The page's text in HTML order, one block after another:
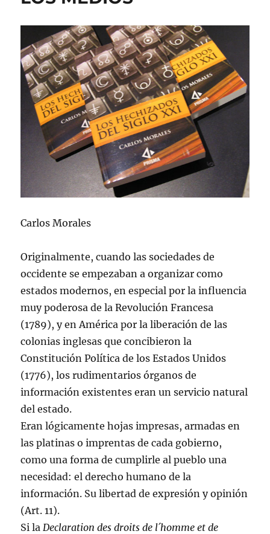
Carlos Morales
Originalmente, cuando las sociedades de
occidente se empezaban a organizar como
estados modernos, en especial por la influencia
muy poderosa de la Revolución Francesa
(1789), y en América por la liberación de las
colonias inglesas que concibieron la
Constitución Política de los Estados Unidos
(1776), los rudimentarios órganos de
información existentes eran un servicio natural
del estado.
Eran lógicamente hojas impresas, armadas en
las platinas o imprentas de cada gobierno,
como una forma de cumplirle al pueblo una
necesidad: el derecho humano de la
información. Su libertad de expresión y opinión
(Art. 11).
Si la Declaration des droits de l´homme et de